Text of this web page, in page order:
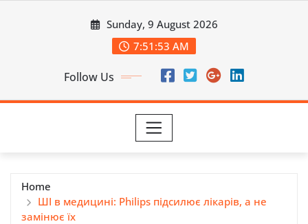
Sunday, 9 August 2026
7:51:54 AM
Follow Us
Home
ШІ в медицині: Philips підсилює лікарів, а не
замінює їх